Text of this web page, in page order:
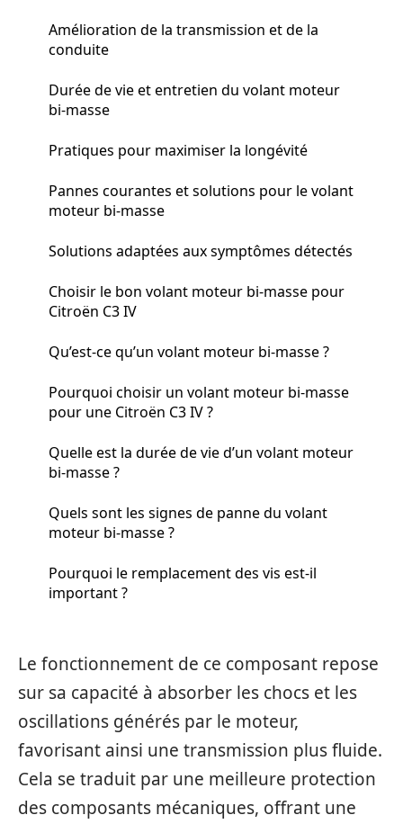
Amélioration de la transmission et de la
conduite
Durée de vie et entretien du volant moteur
bi-masse
Pratiques pour maximiser la longévité
Pannes courantes et solutions pour le volant
moteur bi-masse
Solutions adaptées aux symptômes détectés
Choisir le bon volant moteur bi-masse pour
Citroën C3 IV
Qu’est-ce qu’un volant moteur bi-masse ?
Pourquoi choisir un volant moteur bi-masse
pour une Citroën C3 IV ?
Quelle est la durée de vie d’un volant moteur
bi-masse ?
Quels sont les signes de panne du volant
moteur bi-masse ?
Pourquoi le remplacement des vis est-il
important ?
Le fonctionnement de ce composant repose
sur sa capacité à absorber les chocs et les
oscillations générés par le moteur,
favorisant ainsi une transmission plus fluide.
Cela se traduit par une meilleure protection
des composants mécaniques, offrant une